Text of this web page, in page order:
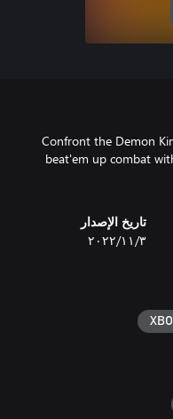
Confront the Demon
beat'em up combat
تاريخ الإصدار
٣‏/١١‏/٢٠٢٢